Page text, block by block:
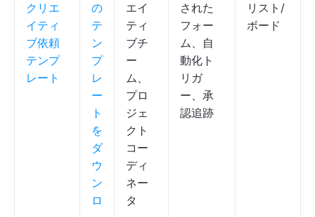
クリエ
イティ
ブ依頼
テンプ
レート
の
テ
ン
プ
レ
ー
ト
を
ダ
ウ
ン
ロ
エイ
ティ
ブチ
ー
ム、
プロ
ジェ
クト
コー
ディ
ネー
タ
された
フォー
ム、自
動化ト
リガ
ー、承
認追跡
リスト/
ボード